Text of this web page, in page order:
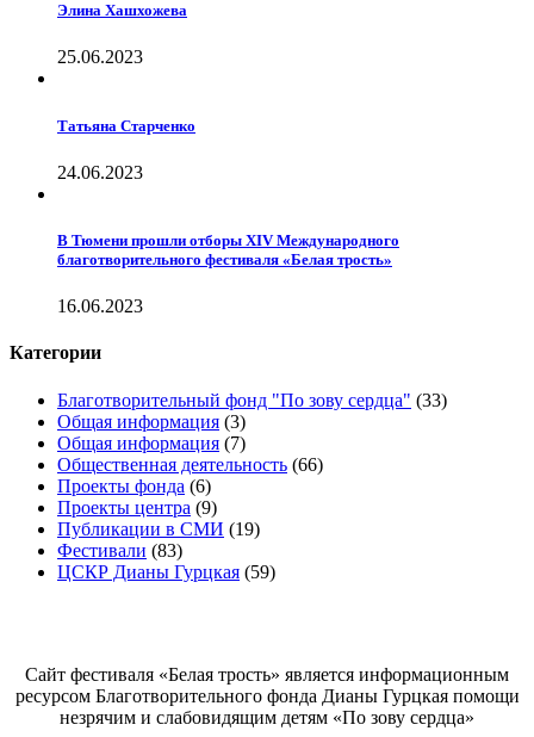
Элина Хашхожева
25.06.2023
Татьяна Старченко
24.06.2023
В Тюмени прошли отборы XIV Международного
благотворительного фестиваля «Белая трость»
16.06.2023
Категории
Благотворительный фонд "По зову сердца" (33)
Общая информация (3)
Общая информация (7)
Общественная деятельность (66)
Проекты фонда (6)
Проекты центра (9)
Публикации в СМИ (19)
Фестивали (83)
ЦСКР Дианы Гурцкая (59)
Сайт фестиваля «Белая трость» является информационным
ресурсом Благотворительного фонда Дианы Гурцкая помощи
незрячим и слабовидящим детям «По зову сердца»